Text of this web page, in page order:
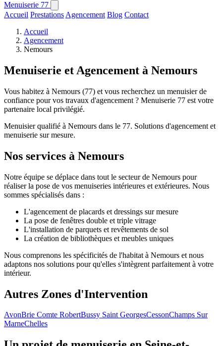
Menuiserie 77
Accueil Prestations Agencement Blog Contact
Accueil
Agencement
Nemours
Menuiserie et Agencement à Nemours
Vous habitez à Nemours (77) et vous recherchez un menuisier de
confiance pour vos travaux d'agencement ? Menuiserie 77 est votre
partenaire local privilégié.
Menuisier qualifié à Nemours dans le 77. Solutions d'agencement et
menuiserie sur mesure.
Nos services à Nemours
Notre équipe se déplace dans tout le secteur de Nemours pour
réaliser la pose de vos menuiseries intérieures et extérieures. Nous
sommes spécialisés dans :
L'agencement de placards et dressings sur mesure
La pose de fenêtres double et triple vitrage
L'installation de parquets et revêtements de sol
La création de bibliothèques et meubles uniques
Nous comprenons les spécificités de l'habitat à Nemours et nous
adaptons nos solutions pour qu'elles s'intègrent parfaitement à votre
intérieur.
Autres Zones d'Intervention
AvonBrie Comte RobertBussy Saint GeorgesCessonChamps Sur
MarneChelles